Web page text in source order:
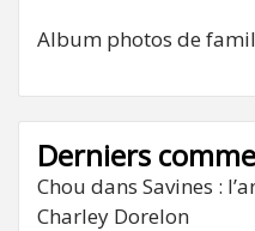
Album photos de
Derniers
Chou dans Savines :
Charley Dorelon